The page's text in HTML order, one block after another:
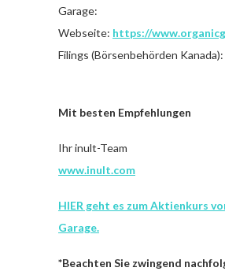
Garage:
Webseite: https://
Filings (Börsenbehörden Kanada):
Mit besten Empfehlungen
Ihr inult-Team
www.inult.com
HIER geht es zum Aktienkurs
Garage.
*Beachten Sie zwingend